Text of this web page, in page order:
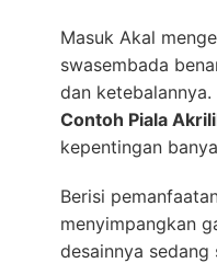
Masuk Akal
swasembada
dan
Contoh Piala
kepentingan
Berisi
menyimpangkan
desainnya sedang